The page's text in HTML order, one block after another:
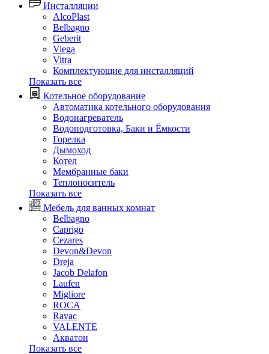
Инсталляции
AlcoPlast
Belbagno
Geberit
Viega
Vitra
Комплектующие для инсталляций
Показать все
Котельное оборудование
Автоматика котельного оборудования
Водонагреватель
Водоподготовка, Баки и Ёмкости
Горелка
Дымоход
Котел
Мембранные баки
Теплоноситель
Показать все
Мебель для ванных комнат
Belbagno
Caprigo
Cezares
Devon&Devon
Dreja
Jacob Delafon
Laufen
Migliore
ROCA
Rаvac
VALENTE
Акватон
Показать все